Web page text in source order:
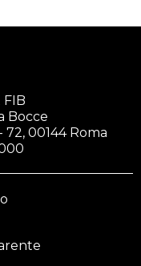
FIB
Bocce
00144 Roma